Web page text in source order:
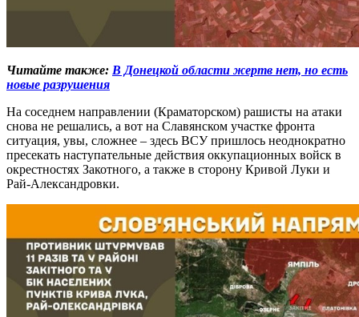
Читайте также: В Донецкой области жертв нет, но есть
новые разрушения
На соседнем направлении (Краматорском) рашисты на атаки
снова не решались, а вот на Славянском участке фронта
ситуация, увы, сложнее – здесь ВСУ пришлось неоднократно
пресекать наступательные действия оккупационных войск в
окрестностях Закотного, а также в сторону Кривой Луки и
Рай-Александровки.